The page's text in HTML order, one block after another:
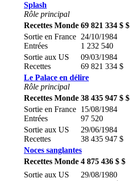
Splash
Rôle principal
Recettes Monde 69 821 334 $ $
Sortie en France
Entrées
24/10/1984
1 232 540
Sortie aux US
Recettes
09/03/1984
69 821 334 $
Le Palace en délire
Rôle principal
Recettes Monde 38 435 947 $ $
Sortie en France
Entrées
15/08/1984
97 520
Sortie aux US
Recettes
29/06/1984
38 435 947 $
Noces sanglantes
Recettes Monde 4 875 436 $ $
Sortie aux US
29/08/1980